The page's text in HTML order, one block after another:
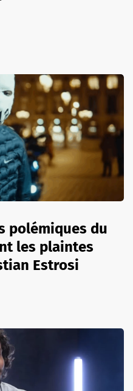
polémiques du
les plaintes
Estrosi